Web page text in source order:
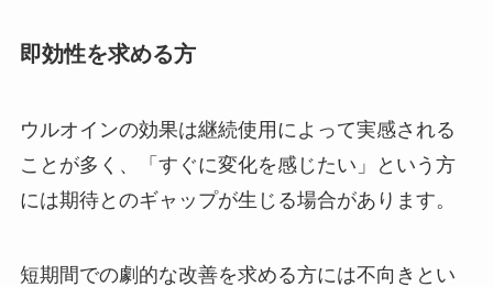
即効性を求める方
ウルオインの効果は継続使用によって実感される
ことが多く、「すぐに変化を感じたい」という方
には期待とのギャップが生じる場合があります。
短期間での劇的な改善を求める方には不向きとい